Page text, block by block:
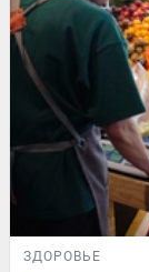
ЗДОРОВЬЕ